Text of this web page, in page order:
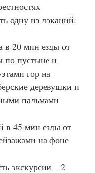
одну из локаций:
в 20 мин езды от
по пустыне и
гор на
деревушки и
пальмами
в 45 мин езды от
на фоне
экскурсии – 2